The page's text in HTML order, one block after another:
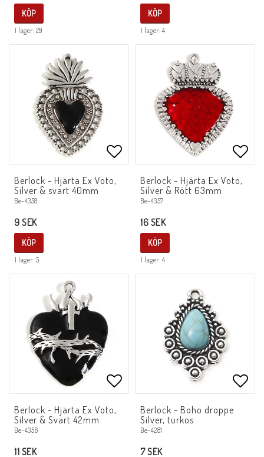
I lager: 29
KÖP
I lager: 4
KÖP
Lägg till i favoritlistan
Berlock - Hjärta Ex Voto,
Silver & svart 40mm
Be-4358
9 SEK
I lager: 5
KÖP
Berlock - Hjärta Ex Voto,
Silver & Rött 63mm
Be-4357
16 SEK
I lager: 4
KÖP
Lägg till i favoritlistan
Berlock - Hjärta Ex Voto,
Silver & Svart 42mm
Be-4356
11 SEK
Berlock - Boho droppe
Silver, turkos
Be-4281
7 SEK